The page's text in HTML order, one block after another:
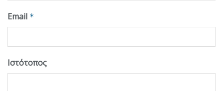
Email *
Ιστότοπος